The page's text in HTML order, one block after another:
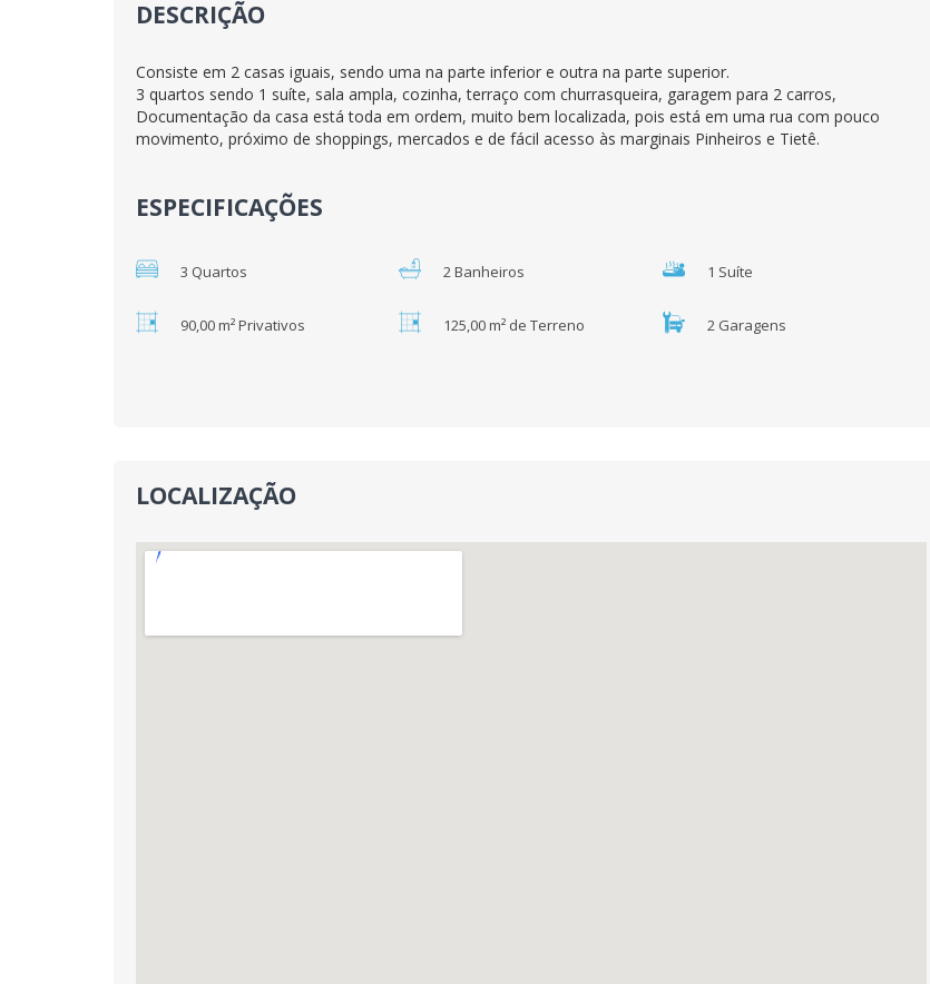
DESCRIÇÃO
Consiste em 2 casas iguais, sendo uma na parte inferior e outra na parte superior.
3 quartos sendo 1 suíte, sala ampla, cozinha, terraço com churrasqueira, garagem para 2 carros,
Documentação da casa está toda em ordem, muito bem localizada, pois está em uma rua com pouco
movimento, próximo de shoppings, mercados e de fácil acesso às marginais Pinheiros e Tietê.
ESPECIFICAÇÕES
3 Quartos 2 Banheiros 1 Suíte
90,00 m² Privativos 125,00 m² de Terreno 2 Garagens
LOCALIZAÇÃO